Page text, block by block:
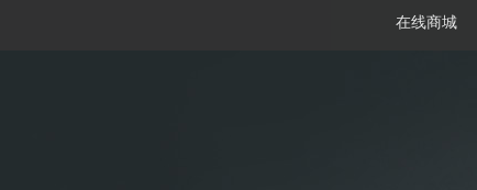
在线商城